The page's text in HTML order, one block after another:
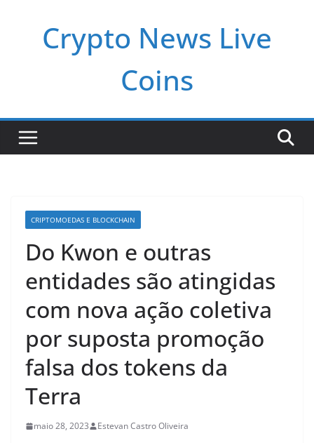
Crypto News Live
Coins
CRIPTOMOEDAS E BLOCKCHAIN
Do Kwon e outras
entidades são atingidas
com nova ação coletiva
por suposta promoção
falsa dos tokens da
Terra
maio 28, 2023 Estevan Castro Oliveira